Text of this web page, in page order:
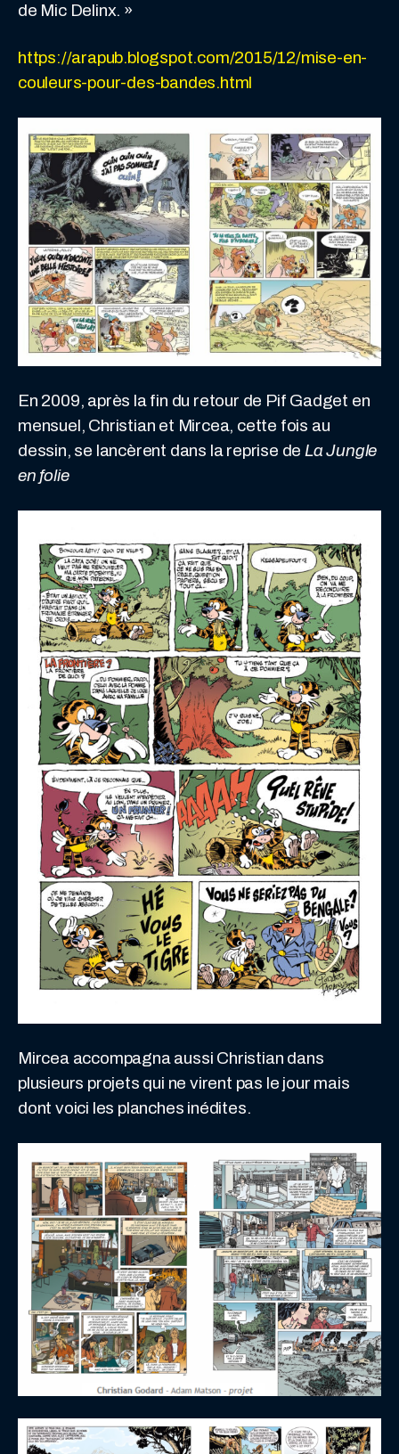
de Mic Delinx. »
https://arapub.blogspot.com/2015/12/mise-en-
couleurs-pour-des-bandes.html
En 2009, après la fin du retour de Pif Gadget en
mensuel, Christian et Mircea, cette fois au
dessin, se lancèrent dans la reprise de La Jungle
en folie
Mircea accompagna aussi Christian dans
plusieurs projets qui ne virent pas le jour mais
dont voici les planches inédites.